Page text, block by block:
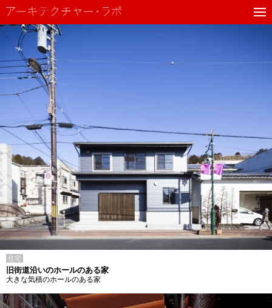
住宅
旧街道沿いのホールのある家
大きな気積のホールのある家